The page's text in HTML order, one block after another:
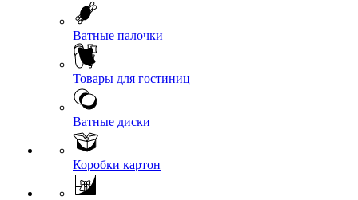
Ватные палочки
Товары для гостиниц
Ватные диски
Коробки картон